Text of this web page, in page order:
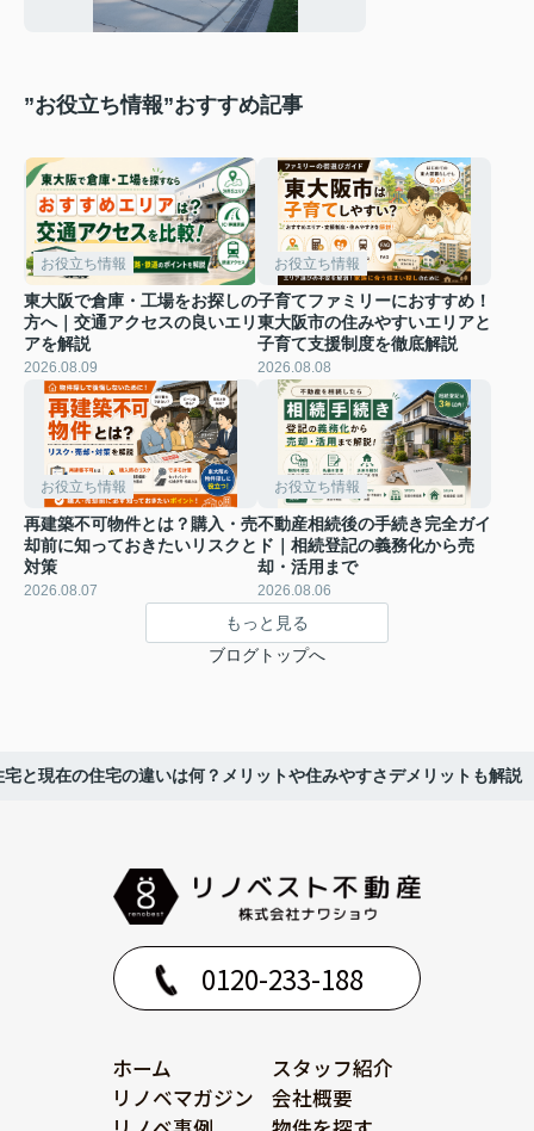
”お役立ち情報”おすすめ記事
お役立ち情報
東大阪で倉庫・工場をお探しの
方へ｜交通アクセスの良いエリ
アを解説
2026.08.09
お役立ち情報
子育てファミリーにおすすめ！
東大阪市の住みやすいエリアと
子育て支援制度を徹底解説
2026.08.08
お役立ち情報
再建築不可物件とは？購入・売
却前に知っておきたいリスクと
対策
2026.08.07
お役立ち情報
不動産相続後の手続き完全ガイ
ド｜相続登記の義務化から売
却・活用まで
2026.08.06
もっと見る
ブログトップへ
と現在の住宅の違いは何？メリットや住みやすさデメリットも解説
0120-233-188
ホーム
スタッフ紹介
リノベマガジン
会社概要